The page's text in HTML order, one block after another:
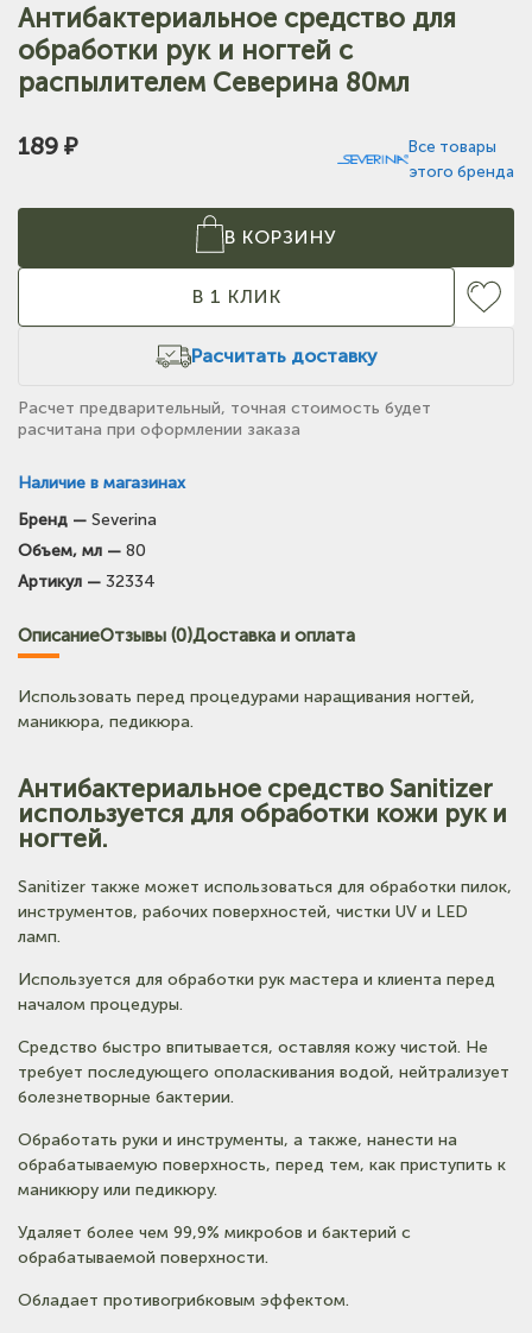
Антибактериальное средство для
обработки рук и ногтей с
распылителем Северина 80мл
189 ₽
Все товары
этого бренда
В КОРЗИНУ
В 1 КЛИК
Расчитать доставку
Наличие в магазинах
Тел: +7-903-947-7028
Тел: +7-3854-222-223
Тел: +7-964-603-4984
(на карте)
Тел: +7-3852-721-001
Бренд — Severina
Объем, мл — 80
Артикул — 32334
Расчет предварительный, точная стоимость будет
расчитана при оформлении заказа
ОписаниеОтзывы (0)Доставка и оплата
Использовать перед процедурами наращивания ногтей,
маникюра, педикюра.
Антибактериальное средство Sanitizer
используется для обработки кожи рук и
ногтей.
Sanitizer также может использоваться для обработки пилок,
инструментов, рабочих поверхностей, чистки UV и LED
ламп.
Используется для обработки рук мастера и клиента перед
началом процедуры.
Средство быстро впитывается, оставляя кожу чистой. Не
требует последующего ополаскивания водой, нейтрализует
болезнетворные бактерии.
Обработать руки и инструменты, а также, нанести на
обрабатываемую поверхность, перед тем, как приступить к
маникюру или педикюру.
Удаляет более чем 99,9% микробов и бактерий с
обрабатываемой поверхности.
Обладает противогрибковым эффектом.